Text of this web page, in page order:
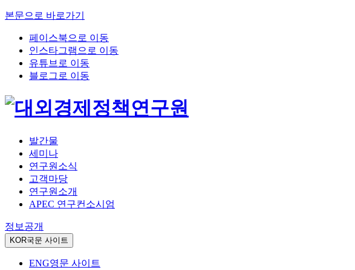
본문으로 바로가기
페이스북으로 이동
인스타그램으로 이동
유튜브로 이동
블로그로 이동
발간물
세미나
연구원소식
고객마당
연구원소개
APEC 연구컨소시엄
정보공개
KOR국문 사이트
ENG영문 사이트